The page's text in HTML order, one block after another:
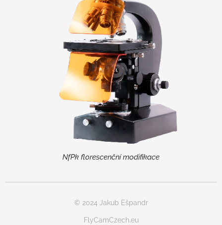
NfPk florescenční modifikace
© 2024 Jakub Ešpandr
FlyCamCzech.eu